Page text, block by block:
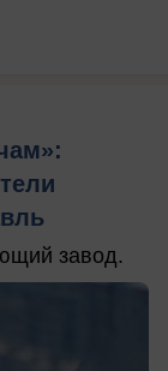
завод.